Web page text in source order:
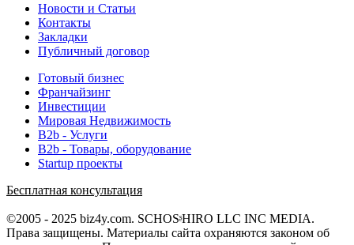
Новости и Статьи
Контакты
Закладки
Публичный договор
Готовый бизнес
Франчайзинг
Инвестиции
Мировая Недвижимость
B2b - Услуги
B2b - Товары, оборудование
Startup проекты
Бесплатная консультация
©2005 - 2025 biz4y.com. SCHOSᶳHIRO LLC INC MEDIA.
Права защищены. Материалы сайта охраняются законом об